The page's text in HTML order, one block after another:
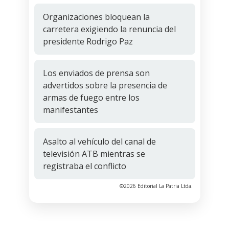
Organizaciones bloquean la
carretera exigiendo la renuncia del
presidente Rodrigo Paz
Los enviados de prensa son
advertidos sobre la presencia de
armas de fuego entre los
manifestantes
Asalto al vehículo del canal de
televisión ATB mientras se
registraba el conflicto
©2026 Editorial La Patria Ltda.